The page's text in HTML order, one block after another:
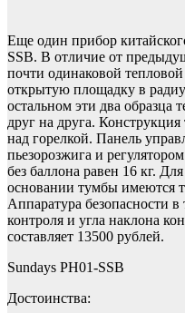
Еще один прибор
SSB. В отличие от
почти одинаковой
открытую площадку в
остальном эти два образца
друг на друга.
над горелкой. Панель
пьезорозжига и
без баллона равен 16 кг.
основании тумбы имеются
Аппаратура безопасности в
контроля и угла наклона
составляет 13500 рублей.
Sundays PH01-SSB
Достоинства: